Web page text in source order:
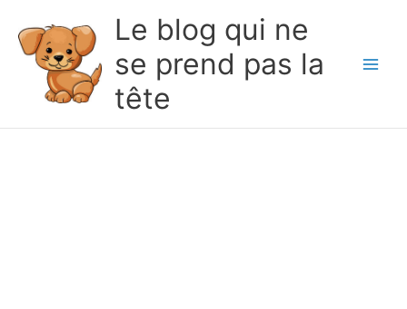
Le blog qui ne
se prend pas la
tête